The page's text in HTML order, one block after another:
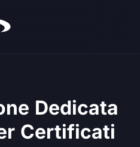
Dedicata
Certificati